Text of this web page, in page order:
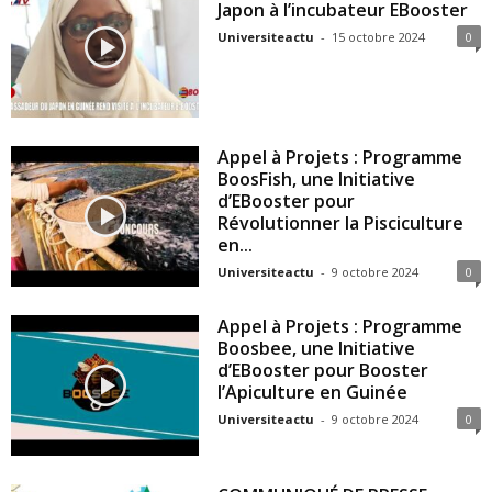
Japon à l’incubateur EBooster
Universiteactu - 15 octobre 2024 0
Appel à Projets : Programme
BoosFish, une Initiative
d’EBooster pour
Révolutionner la Pisciculture
en...
Universiteactu - 9 octobre 2024 0
Appel à Projets : Programme
Boosbee, une Initiative
d’EBooster pour Booster
l’Apiculture en Guinée
Universiteactu - 9 octobre 2024 0